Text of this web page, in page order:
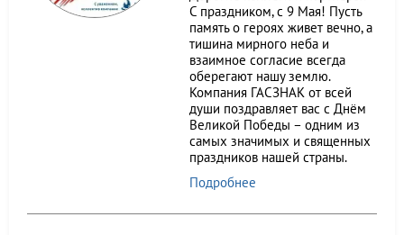
С праздником, с 9 Мая! Пусть
память о героях живет вечно, а
тишина мирного неба и
взаимное согласие всегда
оберегают нашу землю.
Компания ГАСЗНАК от всей
души поздравляет вас с Днём
Великой Победы – одним из
самых значимых и священных
праздников нашей страны.
Подробнее